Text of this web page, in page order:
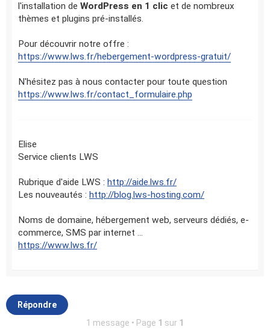
l'installation de WordPress en 1 clic et de nombreux
thèmes et plugins pré-installés.
Pour découvrir notre offre :
https://www.lws.fr/hebergement-wordpress-gratuit/
N'hésitez pas à nous contacter pour toute question
https://www.lws.fr/contact_formulaire.php
Elise
Service clients LWS
Rubrique d'aide LWS : http://aide.lws.fr/
Les nouveautés : http://blog.lws-hosting.com/
Noms de domaine, hébergement web, serveurs dédiés, e-
commerce, SMS par internet ...
https://www.lws.fr/
Répondre
1 message • Page 1 sur 1